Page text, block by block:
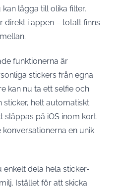
lägga till olika filter,
i appen – totalt finns
funktionerna är
stickers från egna
kan nu ta ett selfie och
helt automatiskt.
släppas på iOS inom kort.
en unik
enkelt dela hela sticker-
Istället för att skicka